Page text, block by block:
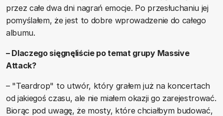
przez całe dwa dni nagrań emocje. Po przesłuchaniu jej
pomyślałem, że jest to dobre wprowadzenie do całego
albumu.
– Dlaczego sięgnęliście po temat grupy Massive
Attack?
– "Teardrop" to utwór, który grałem już na koncertach
od jakiegoś czasu, ale nie miałem okazji go zarejestrować.
Biorąc pod uwagę, że mosty, które chciałbym budować,